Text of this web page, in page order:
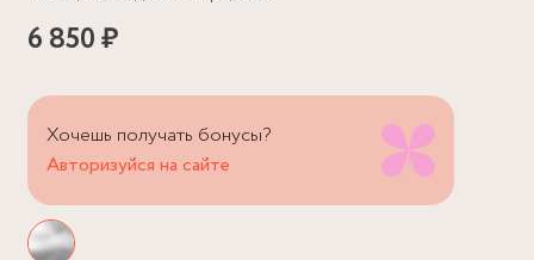
6 850 ₽
Хочешь получать бонусы?
Авторизуйся на сайте